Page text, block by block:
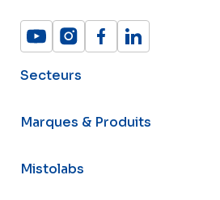
Secteurs
Marques & Produits
Mistolabs